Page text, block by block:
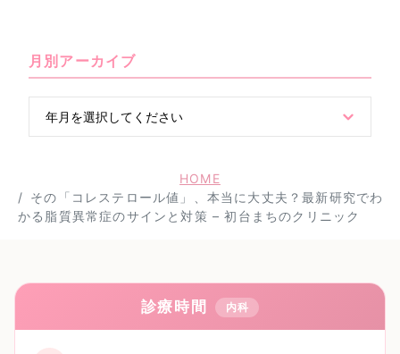
月別アーカイブ
HOME
その「コレステロール値」、本当に大丈夫？最新研究でわ
かる脂質異常症のサインと対策 – 初台まちのクリニック
診療時間 内科